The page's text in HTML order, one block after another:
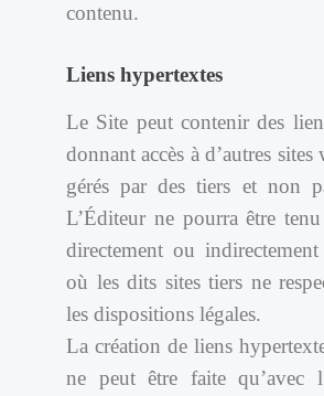
contenu.
Liens hypertextes
Le Site peut contenir des
donnant accès à d’autres sites
gérés par des tiers et non
L’Éditeur ne pourra être tenu
directement ou
où les dits sites tiers ne
les dispositions légales.
La création de liens
ne peut être faite qu’avec